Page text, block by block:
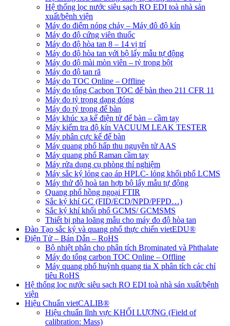
Hệ thống lọc nước siêu sạch RO EDI​​ toà nhà sản
xuất/bệnh viện
Máy đo điểm nóng chảy – Máy đô độ kín
Máy đo độ cứng viên thuốc
Máy đo độ hòa tan 8 – 14 vị trí
Máy đo độ hòa tan với bộ lấy mẫu tự động
Máy đo độ mài mòn viên – tỷ trọng bột
Máy đo độ tan rã
Máy đo TOC Online – Offline
Máy đo tổng Cacbon TOC để bàn theo 211 CFR 11
Máy đo tỷ trọng dạng đóng
Máy đo tỷ trọng để bàn
Máy khúc xạ kế điện tử để bàn – cầm tay
Máy kiểm tra độ kín VACUUM LEAK TESTER
Máy phân cực kế để bàn
Máy quang phổ hấp thu nguyên tử AAS
Máy quang phổ Raman cầm tay
Máy rửa dụng cụ phòng thí nghiệm
Máy sắc ký lỏng cao áp HPLC- lỏng khối phổ LCMS
Máy thử độ hoà tan hợp bộ lấy mẫu tự động
Quang phổ hồng ngoại FTIR
Sắc ký khí GC (FID/ECD/NPD/PFPD…)
Sắc ký khí khối phổ GCMS/ GCMSMS
Thiết bị pha loãng mẫu cho máy đo độ hòa tan
Đào Tạo sắc ký và quang phổ thực chiến vietEDU®
Điện Tử – Bán Dẫn – RoHS
Bộ nhiệt phân cho phân tích Brominated và Phthalate
Máy đo tổng carbon TOC Online – Offline
Máy quang phổ huỳnh quang tia X phân tích các chỉ
tiêu RoHS
Hệ thống lọc nước siêu sạch RO EDI​​ toà nhà sản xuất/bệnh
viện
Hiệu Chuẩn vietCALIB®
Hiệu chuẩn lĩnh vực KHỐI LƯỢNG (Field of
calibration: Mass)